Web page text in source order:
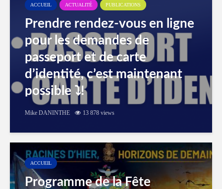
ACCUEIL ACTUALITÉ PUBLICATIONS
Prendre rendez-vous en ligne
pour les demandes de
passeport et de carte
d’identité, c’est maintenant
possible ⤵️!
Mike DANINTHE 13 878 views
ACCUEIL
Programme de la Fête